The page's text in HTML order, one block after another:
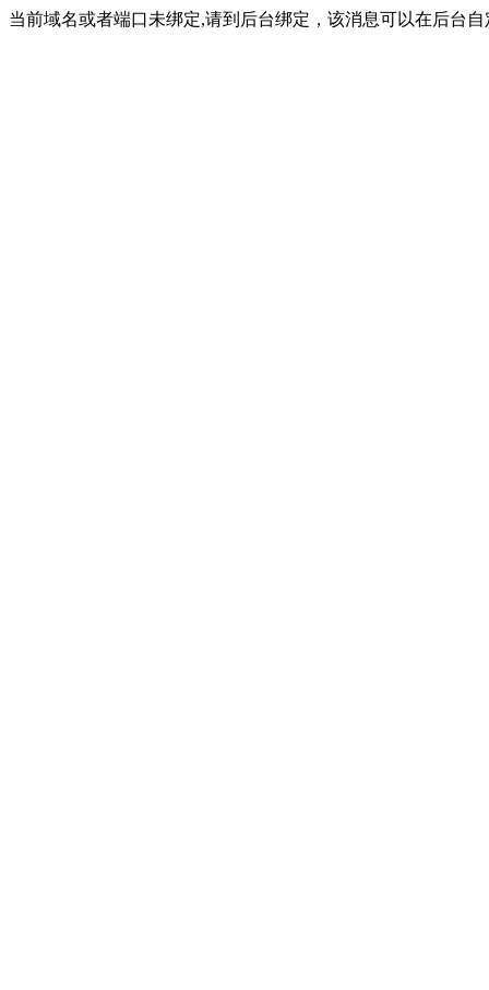
当前域名或者端口未绑定,请到后台绑定，该消息可以在后台自